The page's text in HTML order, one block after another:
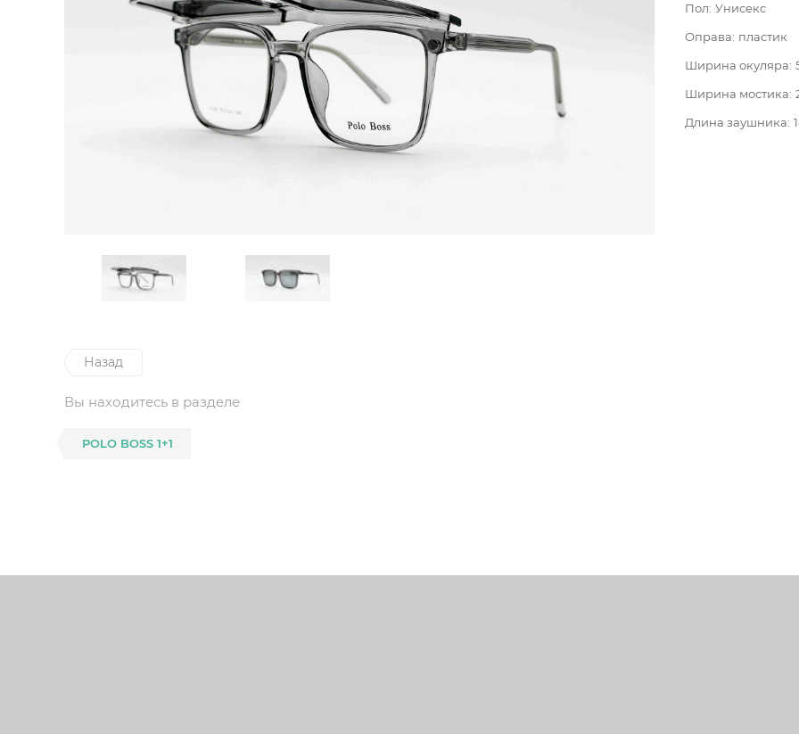
Пол: Унисекс
Оправа: пластик
Ширина окуляра:
Ширина мостика:
Длина заушника:
Назад
Вы находитесь в разделе
POLO BOSS 1+1